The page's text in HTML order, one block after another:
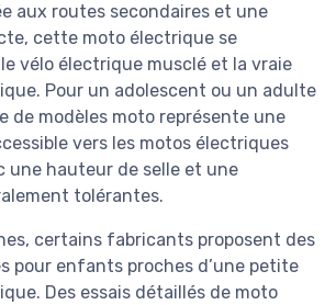
aux routes secondaires et une
cette moto électrique se
vélo électrique musclé et la vraie
Pour un adolescent ou un adulte
de modèles moto représente une
vers les motos électriques
une hauteur de selle et une
tolérantes.
certains fabricants proposent des
pour enfants proches d’une petite
Des essais détaillés de moto